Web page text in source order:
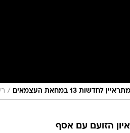
13 במחאת העצמאים /
הזועם עם אסף